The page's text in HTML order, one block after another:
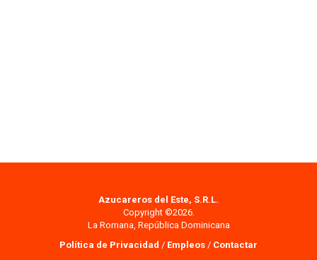
Azucareros del Este, S.R.L.
Copyright ©2026.
La Romana, República Dominicana
Política de Privacidad / Empleos / Contactar